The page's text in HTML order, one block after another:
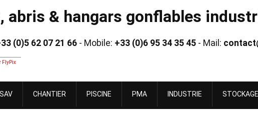
abris & hangars gonflables
(0)5 62 07 21 66 - Mobile: +33 (0)6 95 34 35 45 - Mail:
FlyPix
SAV CHANTIER PISCINE PMA INDUSTRIE STOCKAGE